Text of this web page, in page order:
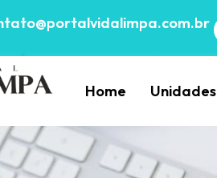
Home Unidades